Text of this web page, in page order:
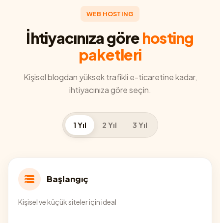
WEB HOSTING
İhtiyacınıza görehosting
paketleri
Kişisel blogdan yüksek trafikli e-ticaretine kadar,
ihtiyacınıza göre seçin.
1 Yıl 2 Yıl 3 Yıl
Başlangıç
Kişisel ve küçük siteler için ideal